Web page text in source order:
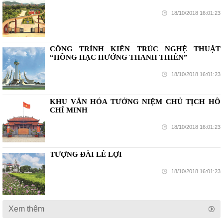
18/10/2018 16:01:23
CÔNG TRÌNH KIẾN TRÚC NGHỆ THUẬT
“HỒNG HẠC HƯỚNG THANH THIÊN”
18/10/2018 16:01:23
KHU VĂN HÓA TƯỞNG NIỆM CHỦ TỊCH HỒ
CHÍ MINH
18/10/2018 16:01:23
TƯỢNG ĐÀI LÊ LỢI
18/10/2018 16:01:23
Xem thêm